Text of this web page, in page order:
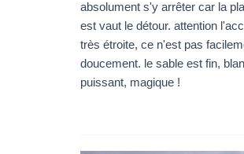
absolument s'y arrêter car la
est vaut le détour. attention
très étroite, ce n'est pas
doucement. le sable est fin,
puissant, magique !